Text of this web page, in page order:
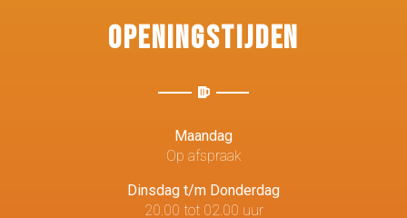
Openingstijden
Maandag
Op afspraak
Dinsdag t/m Donderdag
20.00 tot 02.00 uur